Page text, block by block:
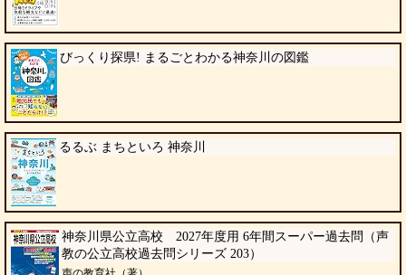
びっくり探県! まるごとわかる神奈川の図鑑
るるぶ まちといろ 神奈川
神奈川県公立高校 2027年度用 6年間スーパー過去問（声
教の公立高校過去問シリーズ 203）